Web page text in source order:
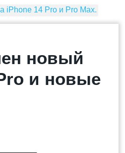
iPhone 14 Pro и Pro Max.
новый
и новые